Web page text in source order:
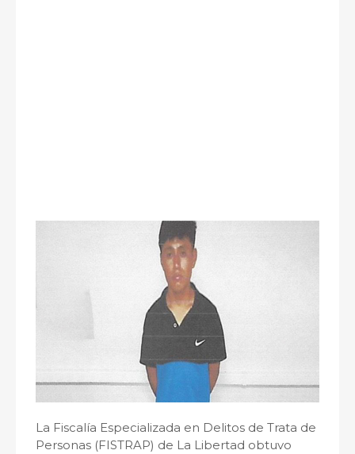
La Fiscalía Especializada en Delitos de Trata de
Personas (FISTRAP) de La Libertad obtuvo